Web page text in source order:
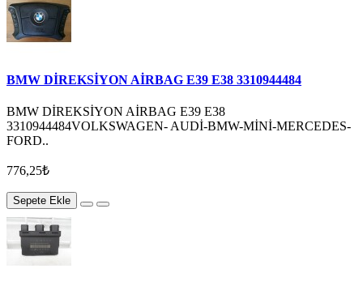
BMW DİREKSİYON AİRBAG E39 E38 3310944484
BMW DİREKSİYON AİRBAG E39 E38
3310944484VOLKSWAGEN- AUDİ-BMW-MİNİ-MERCEDES-
FORD..
776,25₺
Sepete Ekle